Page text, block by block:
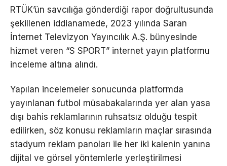
RTÜK’ün savcılığa gönderdiği rapor doğrultusunda
şekillenen iddianamede, 2023 yılında Saran
İnternet Televizyon Yayıncılık A.Ş. bünyesinde
hizmet veren “S SPORT” internet yayın platformu
inceleme altına alındı.
Yapılan incelemeler sonucunda platformda
yayınlanan futbol müsabakalarında yer alan yasa
dışı bahis reklamlarının ruhsatsız olduğu tespit
edilirken, söz konusu reklamların maçlar sırasında
stadyum reklam panoları ile her iki kalenin yanına
dijital ve görsel yöntemlerle yerleştirilmesi